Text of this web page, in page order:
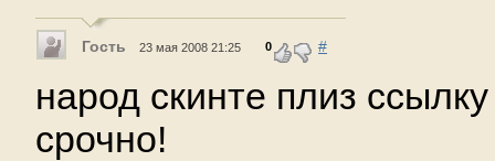
Гость 23 мая 2008 21:25 0 #
народ скинте плиз
срочно!